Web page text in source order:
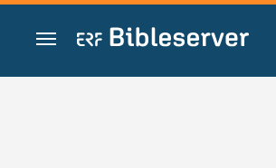
Zum Inhalt springen